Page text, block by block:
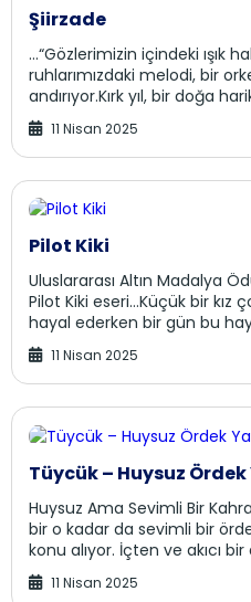
Şiirzade
…“Gözlerimizin içindeki ışık
ruhlarımızdaki melodi, bir
andırıyor.Kırk yıl, bir doğa
renk cümbüşü,Her bir ...
11 Nisan 2025
Pilot Kiki
Uluslararası Altın Madalya
Pilot Kiki eseri…Küçük bir kız
hayal ederken bir gün bu
fırsatını yakalar. Pilot Ki...
11 Nisan 2025
Tüycük – Huysuz
Huysuz Ama Sevimli Bir
bir o kadar da sevimli bir
konu alıyor. İçten ve akıcı
çocuklara dostluk, sabır ve
11 Nisan 2025